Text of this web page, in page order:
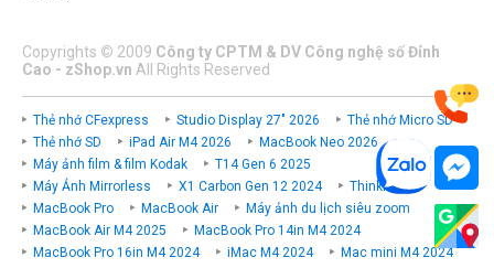
Copyrights © 2009 Công ty CPTM & DV Công nghệ số Đỉnh
Cao - zShop.vn All Rights Reserved
Thẻ nhớ CFexpress Studio Display 27" 2026
Thẻ nhớ Micro SD
Thẻ nhớ SD
iPad Air M4 2026
MacBook Neo 2026
Máy ảnh film & film Kodak
T14 Gen 6 2025
Máy Ảnh Mirrorless
X1 Carbon Gen 12 2024
ThinkPad P
MacBook Pro
MacBook Air
Máy ảnh du lịch siêu zoom
MacBook Air M4 2025
MacBook Pro 14in M4 2024
MacBook Pro 16in M4 2024
iMac M4 2024
Mac mini M4 2024